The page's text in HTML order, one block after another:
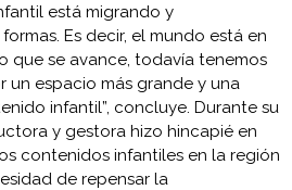
está migrando y
Es decir, el mundo está en
que se avance, todavía tenemos
un espacio más grande y una
infantil”, concluye. Durante su
y gestora hizo hincapié en
contenidos infantiles en la región
de repensar la